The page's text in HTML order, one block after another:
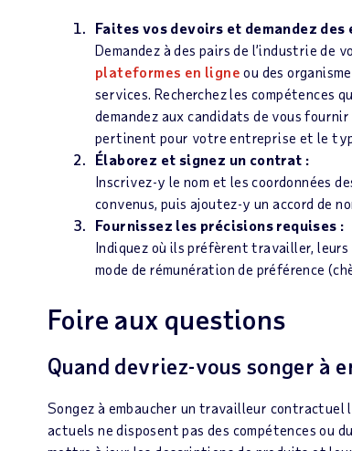
Faites vos devoirs et demandez des
Demandez à des pairs de l’industrie de
plateformes en ligne ou des
services. Recherchez les compétences
demandez aux candidats de vous
pertinent pour votre entreprise et le
Élaborez et signez un contrat :
Inscrivez-y le nom et les coordonnées
convenus, puis ajoutez-y un accord de
Fournissez les précisions requises :
Indiquez où ils préfèrent travailler,
mode de rémunération de préférence
Foire aux questions
Quand devriez-vous songer à
Songez à embaucher un travailleur contractuel
actuels ne disposent pas des compétences ou